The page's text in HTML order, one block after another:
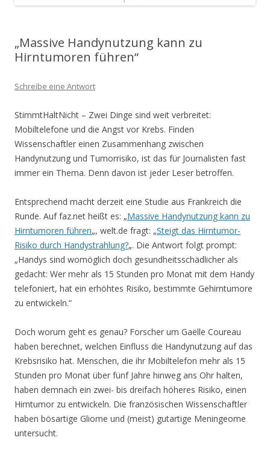
„Massive Handynutzung kann zu
Hirntumoren führen“
Schreibe eine Antwort
StimmtHaltNicht – Zwei Dinge sind weit verbreitet:
Mobiltelefone und die Angst vor Krebs. Finden
Wissenschaftler einen Zusammenhang zwischen
Handynutzung und Tumorrisiko, ist das für Journalisten fast
immer ein Thema. Denn davon ist jeder Leser betroffen.
Entsprechend macht derzeit eine Studie aus Frankreich die
Runde. Auf faz.net heißt es: „Massive Handynutzung kann zu
Hirntumoren führen„, welt.de fragt: „Steigt das Hirntumor-
Risiko durch Handystrahlung?„. Die Antwort folgt prompt:
„Handys sind womöglich doch gesundheitsschädlicher als
gedacht: Wer mehr als 15 Stunden pro Monat mit dem Handy
telefoniert, hat ein erhöhtes Risiko, bestimmte Gehirntumore
zu entwickeln.“
Doch worum geht es genau? Forscher um Gaëlle Coureau
haben berechnet, welchen Einfluss die Handynutzung auf das
Krebsrisiko hat. Menschen, die ihr Mobiltelefon mehr als 15
Stunden pro Monat über fünf Jahre hinweg ans Ohr halten,
haben demnach ein zwei- bis dreifach höheres Risiko, einen
Hirntumor zu entwickeln. Die französischen Wissenschaftler
haben bösartige Gliome und (meist) gutartige Meningeome
untersucht.